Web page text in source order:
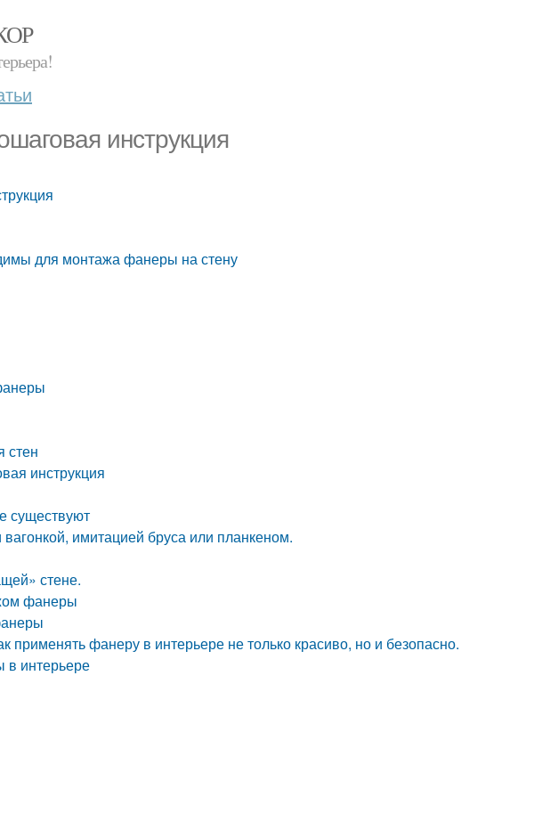
инструкция
для монтажа фанеры на стену
стен
инструкция
существуют
вагонкой, имитацией бруса или планкеном.
стене.
фанеры
применять фанеру в интерьере не только красиво, но и безопасно.
в интерьере